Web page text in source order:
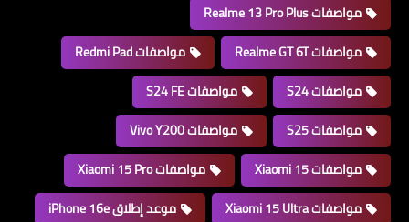
مواصفات Realme 13 Pro Plus
مواصفات Realme GT 6T
مواصفات Redmi Pad
مواصفات S24
مواصفات S24 FE
مواصفات S25
مواصفات Vivo Y200
مواصفات Xiaomi 15
مواصفات Xiaomi 15 Pro
مواصفات Xiaomi 15 Ultra
موعد إطلاق iPhone 16e